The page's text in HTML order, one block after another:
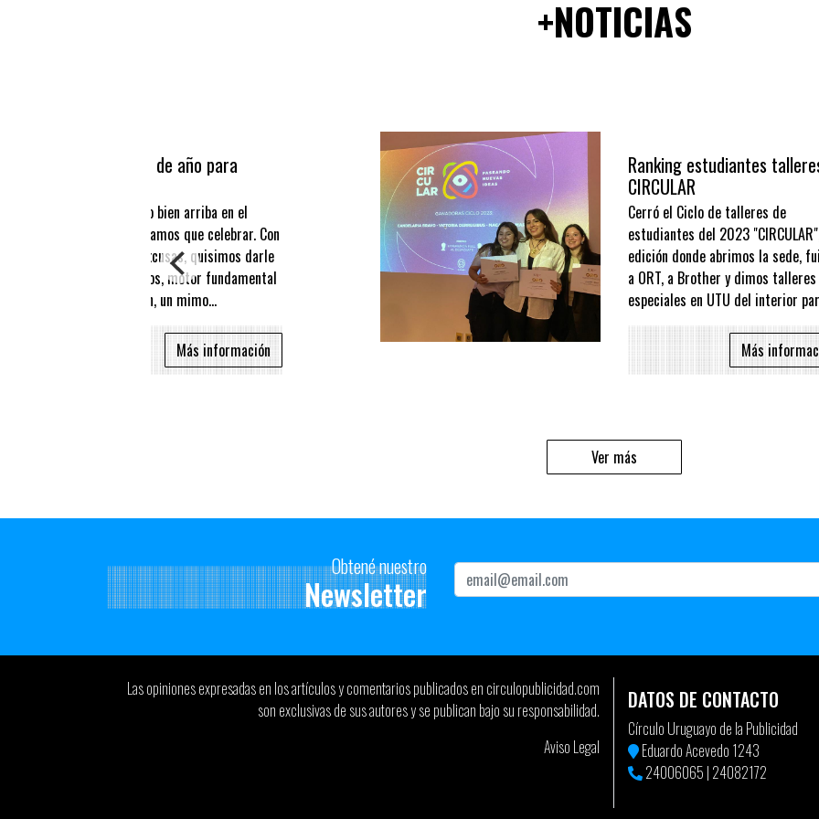
+NOTICIAS
Sorteo de fin de año para
Cerramos el año bien arriba en el
Círculo y lo teníamos que celebrar. Con
más o menos excusas, quisimos darle
a nuestros socios, motor fundamental
de la institución, un mimo...
Más información
Ranking estudiantes talleres
CIRCULAR
Cerró el Ciclo de talleres de
estudiantes del 2023 "CIRCULAR", una
edición donde abrimos la sede, fuimos
a ORT, a Brother y dimos talleres
especiales en UTU del interior para...
Más información
Ver más
Obtené nuestro
Newsletter
Las opiniones expresadas en los artículos y comentarios publicados en circulopublicidad.com
son exclusivas de sus autores y se publican bajo su responsabilidad.
Aviso Legal
DATOS DE CONTACTO
Círculo Uruguayo de la Publicidad
Eduardo Acevedo 1243
24006065 | 24082172